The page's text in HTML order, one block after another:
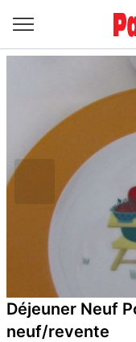
Déjeuner Neuf
neuf/revente